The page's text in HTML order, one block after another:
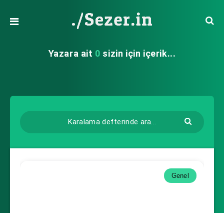
Yazara ait 0 sizin için içerik...
Genel